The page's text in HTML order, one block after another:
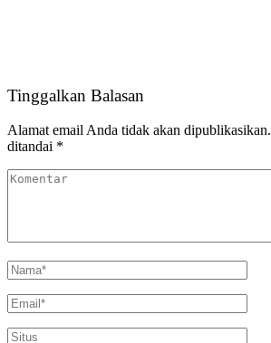
Tinggalkan Balasan
Alamat email Anda tidak akan dipublikasikan.
ditandai *